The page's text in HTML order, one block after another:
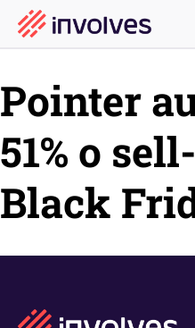
Pointer
51% o
Black